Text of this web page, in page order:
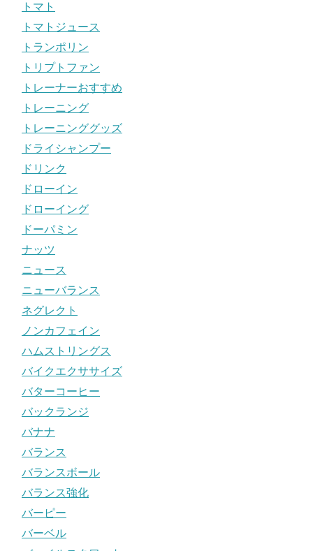
トマト
トマトジュース
トランポリン
トリプトファン
トレーナーおすすめ
トレーニング
トレーニンググッズ
ドライシャンプー
ドリンク
ドローイン
ドローイング
ドーパミン
ナッツ
ニュース
ニューバランス
ネグレクト
ノンカフェイン
ハムストリングス
バイクエクササイズ
バターコーヒー
バックランジ
バナナ
バランス
バランスボール
バランス強化
バーピー
バーベル